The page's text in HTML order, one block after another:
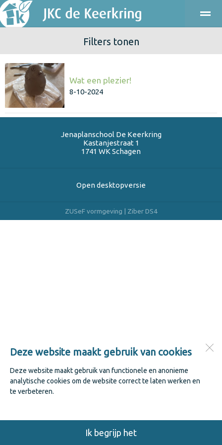
KINDEROPVANG KENNISMAKEN
Bellen E-mail Agenda
Deze website maakt gebruik van cookies
Deze website maakt gebruik van functionele en anonieme
analytische cookies om de website correct te laten werken en
te verbeteren.
Ik begrijp het
Filters tonen
Wat een plezier!
8-10-2024
Jenaplanschool De Keerkring
Kastanjestraat 1
1741 WK Schagen
Open desktopversie
ZUSeF vormgeving | Ziber DS4